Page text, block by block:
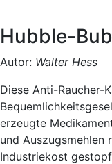
Hubble-
Autor: Walter Hess
Diese Anti-Raucher-
erzeugte
und Auszugsmehlen
Industriekost